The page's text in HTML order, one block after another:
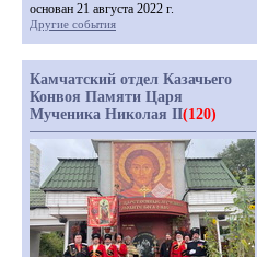
основан 21 августа 2022 г.
Другие события
Камчатский отдел Казачьего
Конвоя Памяти Царя
Мученика Николая II(120)